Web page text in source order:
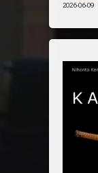
2026-06-09